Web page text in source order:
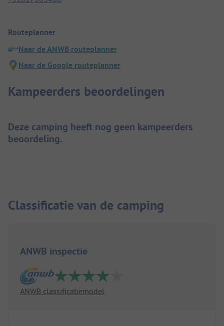
Routeplanner
Naar de ANWB routeplanner
Naar de Google routeplanner
Kampeerders beoordelingen
Deze camping heeft nog geen kampeerders
beoordeling.
Classificatie van de camping
ANWB inspectie
ANWB classificatiemodel